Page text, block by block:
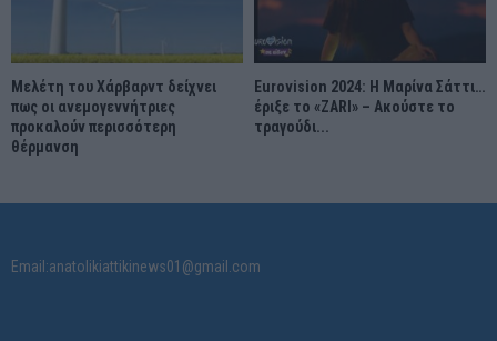
Μελέτη του Χάρβαρντ δείχνει
πως οι ανεμογεννήτριες
προκαλούν περισσότερη
θέρμανση
Eurovision 2024: Η Μαρίνα Σάττι…
έριξε το «ZARI» – Ακούστε το
τραγούδι...
Email:anatolikiattikinews01@gmail.com